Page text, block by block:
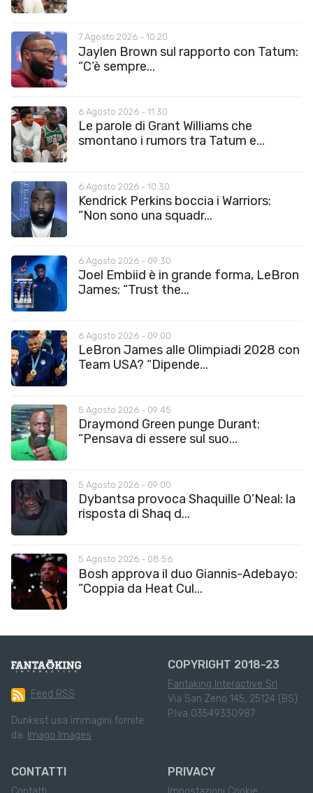
7 Agosto 2026 - 10:20
Jaylen Brown sul rapporto con Tatum:
“C’è sempre...
6 Agosto 2026 - 11:30
Le parole di Grant Williams che
smontano i rumors tra Tatum e...
6 Agosto 2026 - 10:30
Kendrick Perkins boccia i Warriors:
“Non sono una squadr...
6 Agosto 2026 - 09:30
Joel Embiid è in grande forma, LeBron
James: “Trust the...
6 Agosto 2026 - 09:00
LeBron James alle Olimpiadi 2028 con
Team USA? “Dipende...
5 Agosto 2026 - 09:45
Draymond Green punge Durant:
“Pensava di essere sul suo...
5 Agosto 2026 - 09:00
Dybantsa provoca Shaquille O’Neal: la
risposta di Shaq d...
5 Agosto 2026 - 08:56
Bosh approva il duo Giannis-Adebayo:
“Coppia da Heat Cul...
Feed RSS
Dunkest usa immagini fornite
da: Imago Images
COPYRIGHT 2018-23
Fantaking Interactive Srl
Via San Zeno 145, 25124 (BS)
P.Iva 03549330987
CONTATTI PRIVACY